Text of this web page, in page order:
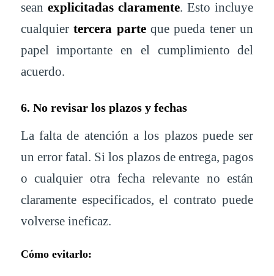
sean explicitadas claramente. Esto incluye
cualquiertercera parteque pueda tener un
papel importante en el cumplimiento del
acuerdo.
6. No revisar los plazos y fechas
La falta de atención a los plazos puede ser
un error fatal. Si los plazos de entrega, pagos
o cualquier otra fecha relevante no están
claramente especificados, el contrato puede
volverse ineficaz.
Cómo evitarlo: